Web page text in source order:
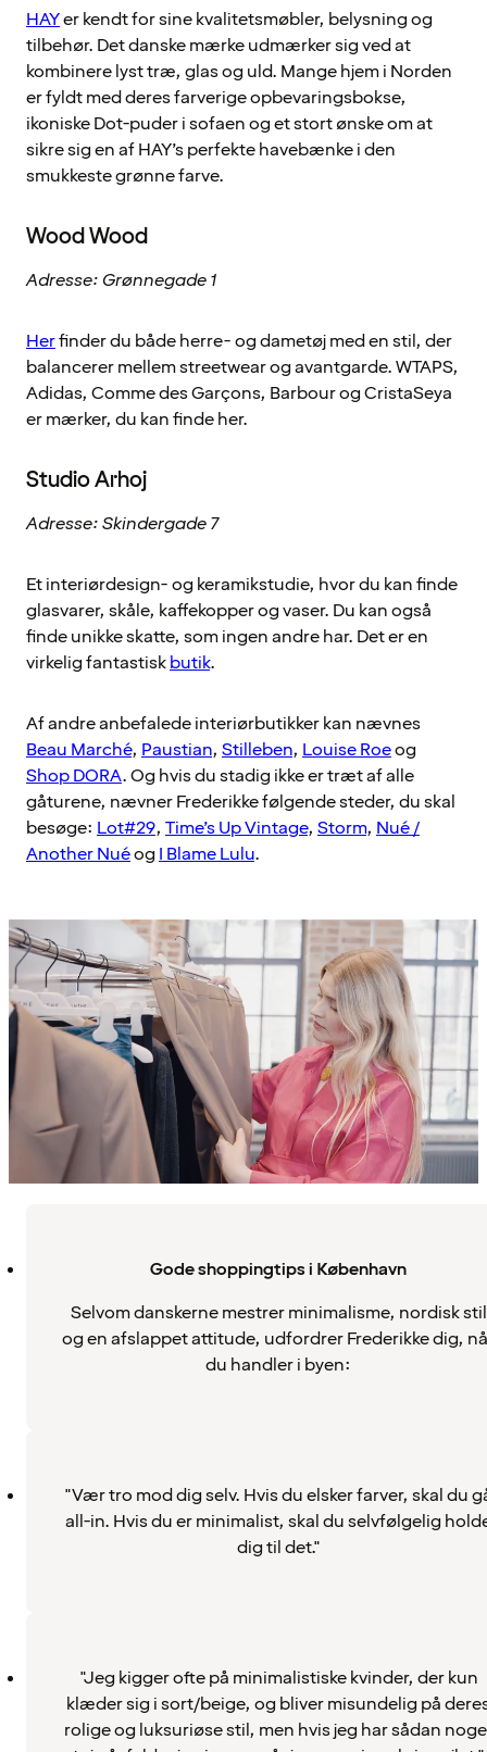
HAYer kendt for sine kvalitetsmøbler, belysning og
tilbehør. Det danske mærke udmærker sig ved at
kombinere lyst træ, glas og uld. Mange hjem i Norden
er fyldt med deres farverige opbevaringsbokse,
ikoniske Dot-puder i sofaen og et stort ønske om at
sikre sig en af HAY’s perfekte havebænke i den
smukkeste grønne farve.
Wood Wood
Adresse: Grønnegade 1
Herfinder du både herre- og dametøj med en stil, der
balancerer mellem streetwear og avantgarde. WTAPS,
Adidas, Comme des Garçons, Barbour og CristaSeya
er mærker, du kan finde her.
Studio Arhoj
Adresse: Skindergade 7
Et interiørdesign- og keramikstudie, hvor du kan finde
glasvarer, skåle, kaffekopper og vaser. Du kan også
finde unikke skatte, som ingen andre har. Det er en
virkelig fantastiskbutik.
Af andre anbefalede interiørbutikker kan nævnes
Beau Marché, Paustian, Stilleben, Louise Roeog
Shop DORA. Og hvis du stadig ikke er træt af alle
gåturene, nævner Frederikke følgende steder, du skal
besøge: Lot#29, Time’s Up Vintage, Storm, Nué /
Another Nuéog I Blame Lulu.
Gode shoppingtips i København
Selvom danskerne mestrer minimalisme, nordisk stil
og en afslappet attitude, udfordrer Frederikke dig,
du handler i byen:
"Vær tro mod dig selv. Hvis du elsker farver, skal du
all-in. Hvis du er minimalist, skal du selvfølgelig
dig til det."
"Jeg kigger ofte på minimalistiske kvinder, der kun
klæder sig i sort/beige, og bliver misundelig på
rolige og luksuriøse stil, men hvis jeg har sådan